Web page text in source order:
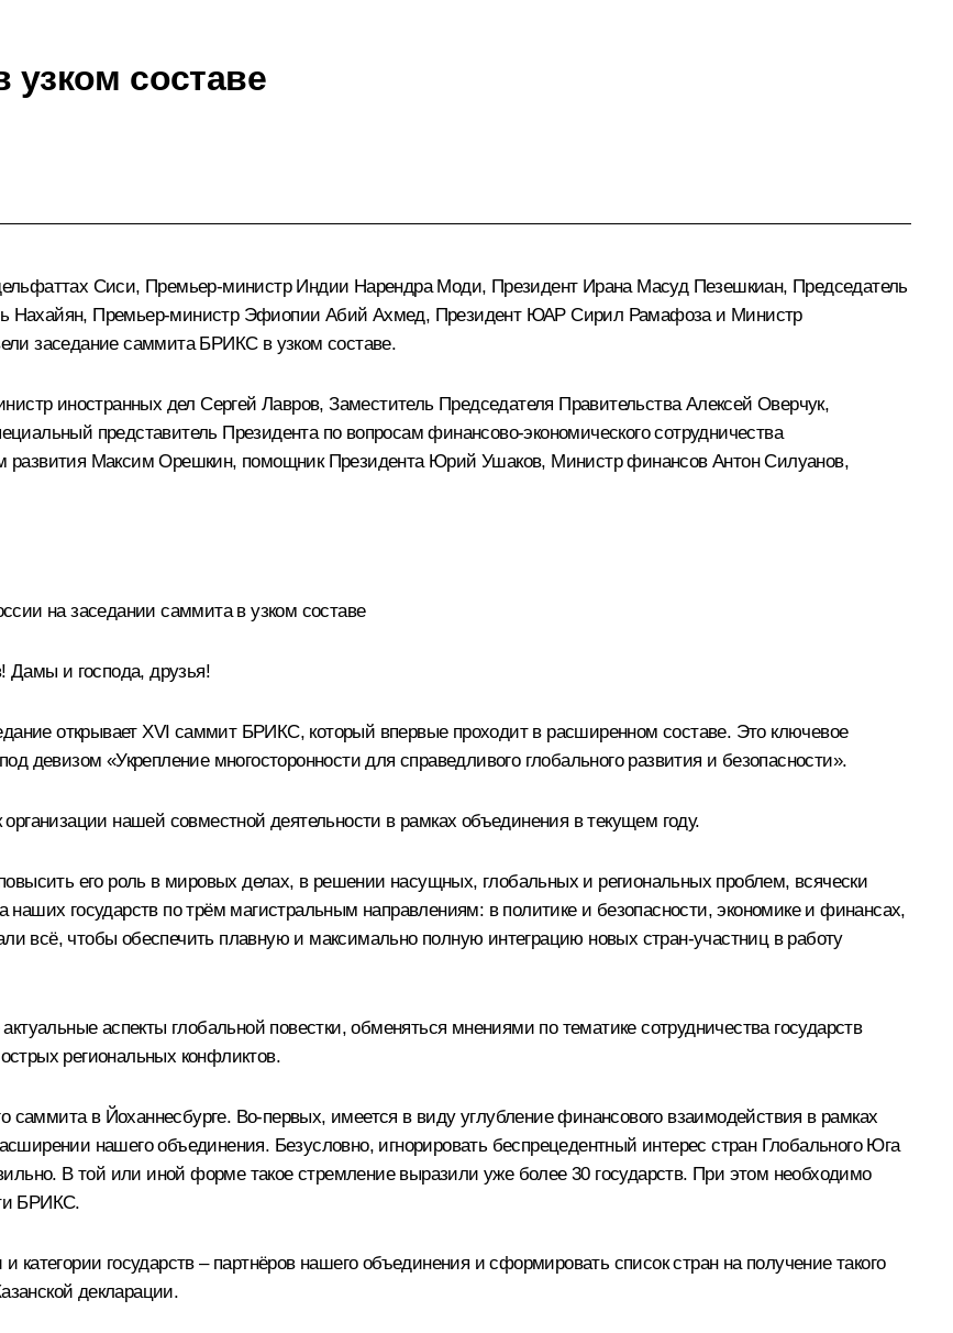
составе
Сиси, Премьер-министр Индии Нарендра Моди, Президент Ирана Масуд Пезешкиан, Председатель
Нахайян, Премьер-министр Эфиопии Абий Ахмед, Президент ЮАРСирил Рамафозаи Министр
заседание саммита БРИКС в узком составе.
иностранных делСергей Лавров, Заместитель Председателя ПравительстваАлексей Оверчук,
представитель Президента по вопросам финансово-экономического сотрудничества
развития Максим Орешкин, помощник Президента Юрий Ушаков, Министр финансовАнтон Силуанов,
на заседании саммита в узком составе
Дамы и господа, друзья!
открывает XVI саммит БРИКС, который впервые проходит в расширенном составе. Это ключевое
девизом «Укрепление многосторонности для справедливого глобального развития и безопасности».
нашей совместной деятельности в рамках объединения в текущем году.
его роль в мировых делах, в решении насущных, глобальных и региональных проблем, всячески
наших государств по трём магистральным направлениям: в политике и безопасности, экономике и финансах,
всё, чтобы обеспечить плавную и максимально полную интеграцию новых стран-участниц в работу
аспекты глобальной повестки, обменяться мнениями по тематике сотрудничества государств
региональных конфликтов.
в Йоханнесбурге. Во-первых, имеется в виду углубление финансового взаимодействия в рамках
нашего объединения. Безусловно, игнорировать беспрецедентный интерес стран Глобального Юга
В той или иной форме такое стремление выразили уже более 30 государств. При этом необходимо
БРИКС.
категории государств – партнёров нашего объединения и сформировать список стран на получение такого
декларации.